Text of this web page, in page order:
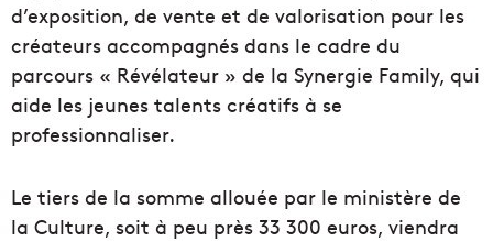
d’exposition, de vente et de valorisation pour les
créateurs accompagnés dans le cadre du
parcours « Révélateur » de la Synergie Family, qui
aide les jeunes talents créatifs à se
professionnaliser.
Le tiers de la somme allouée par le ministère de
la Culture, soit à peu près 33 300 euros, viendra